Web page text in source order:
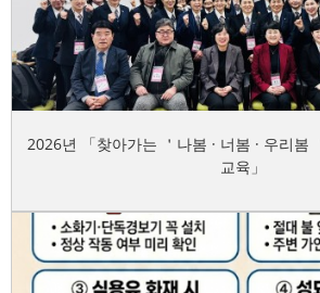
2026년 「찾아가는 ＇나봄 · 너봄 · 우리봄
교육」